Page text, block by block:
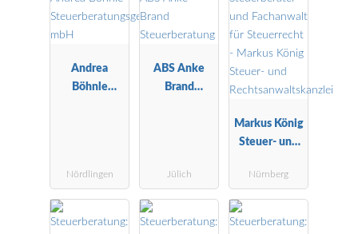
Andrea
Böhnle
Nördlingen
ABS Anke
Brand
Jülich
Markus König
Steuer- und
skanzlei
Nürnberg